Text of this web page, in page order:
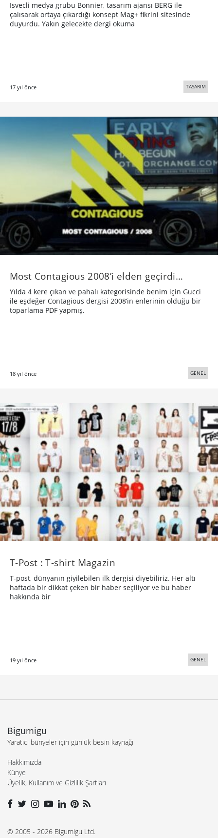
Isvecli medya grubu Bonnier, tasarım ajansı BERG ile
çalısarak ortaya çıkardığı konsept Mag+ fikrini sitesinde
duyurdu. Yakın gelecekte dergi okuma
17 yıl önce TASARIM
Most Contagious 2008’i elden geçirdi…
Yılda 4 kere çıkan ve pahalı kategorisinde benim için Gucci
ile eşdeğer Contagious dergisi 2008’in enlerinin olduğu bir
toparlama PDF yapmış.
18 yıl önce GENEL
T-Post : T-shirt Magazin
T-post, dünyanın giyilebilen ilk dergisi diyebiliriz. Her altı
haftada bir dikkat çeken bir haber seçiliyor ve bu haber
hakkında bir
19 yıl önce GENEL
Bigumigu
Yaratıcı bünyeler için günlük besin kaynağı
Hakkımızda
Künye
Üyelik, Kullanım ve Gizlilik Şartları
© 2005 - 2026 Bigumigu Ltd.